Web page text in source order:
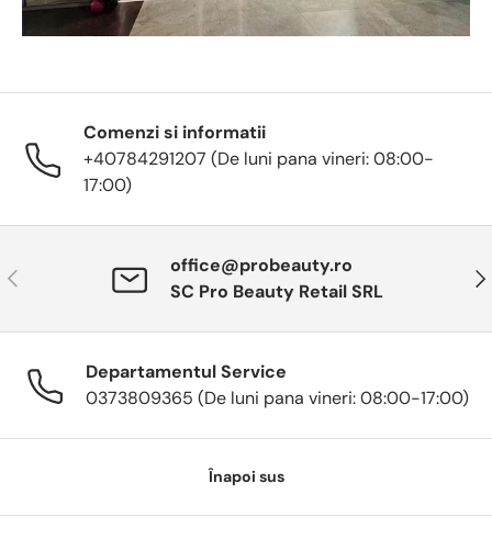
Comenzi si informatii
+40784291207 (De luni pana vineri: 08:00-
17:00)
Anterior
office@probeauty.ro
SC Pro Beauty Retail SRL
Departamentul Service
0373809365 (De luni pana vineri: 08:00-17:00)
Înapoi sus